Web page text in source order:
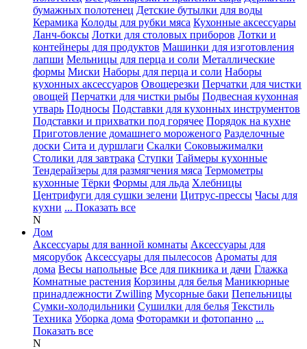
бумажных полотенец Детские бутылки для воды
Керамика Колоды для рубки мяса Кухонные аксессуары
Ланч-боксы Лотки для столовых приборов Лотки и
контейнеры для продуктов Машинки для изготовления
лапши Мельницы для перца и соли Металлические
формы Миски Наборы для перца и соли Наборы
кухонных аксессуаров Овощерезки Перчатки для чистки
овощей Перчатки для чистки рыбы Подвесная кухонная
утварь Подносы Подставки для кухонных инструментов
Подставки и прихватки под горячее Порядок на кухне
Приготовление домашнего мороженого Разделочные
доски Сита и дуршлаги Скалки Соковыжималки
Столики для завтрака Ступки Таймеры кухонные
Тендерайзеры для размягчения мяса Термометры
кухонные Тёрки Формы для льда Хлебницы
Центрифуги для сушки зелени Цитрус-прессы Часы для
кухни ... Показать все
N
Дом
Аксессуары для ванной комнаты Аксессуары для
мясорубок Аксессуары для пылесосов Ароматы для
дома Весы напольные Все для пикника и дачи Глажка
Комнатные растения Корзины для белья Маникюрные
принадлежности Zwilling Мусорные баки Пепельницы
Сумки-холодильники Сушилки для белья Текстиль
Техника Уборка дома Фоторамки и фотопанно ...
Показать все
N